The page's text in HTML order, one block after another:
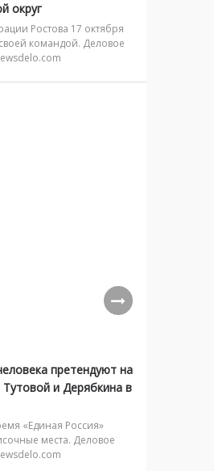
округ
Ростова 17 октября
командой. Деловое
претендуют на
и Дерябкина в
«Единая Россия»
места. Деловое